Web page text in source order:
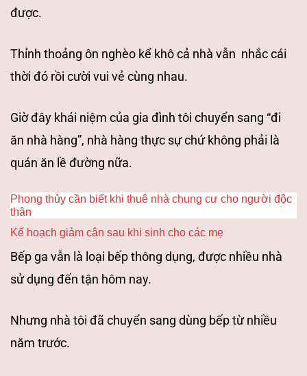
được.
Thỉnh thoảng ôn nghèo kể khô cả nhà vẫn nhắc cái
thời đó rồi cười vui vẻ cùng nhau.
Giờ đây khái niệm của gia đình tôi chuyển sang “đi
ăn nhà hàng”, nhà hàng thực sự chứ không phải là
quán ăn lề đường nữa.
Phong thủy cần biết khi thuê nhà chung cư cho người độc
thân
Kế hoạch giảm cân sau khi sinh cho các mẹ
Bếp ga vẫn là loại bếp thông dụng, được nhiều nhà
sử dụng đến tận hôm nay.
Nhưng nhà tôi đã chuyển sang dùng bếp từ nhiều
năm trước.